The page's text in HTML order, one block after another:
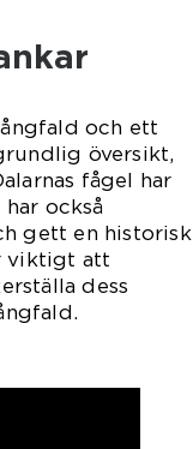
och ett
översikt,
fågel har
också
gett en historisk
viktigt att
dess